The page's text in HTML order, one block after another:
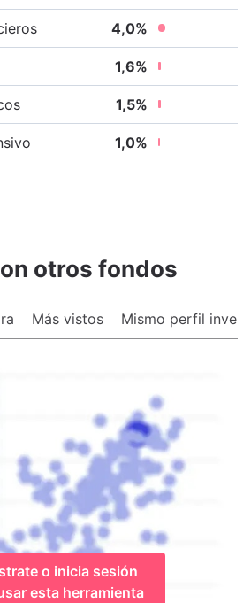
4,0%
1,6%
1,5%
1,0%
otros fondos
Más vistos Mismo perfil
o inicia sesión
esta herramienta